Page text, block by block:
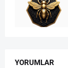
YORUMLAR